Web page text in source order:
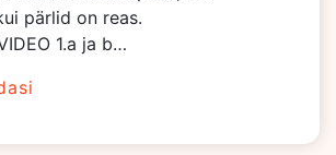
pärlid on reas.
1.a ja b…